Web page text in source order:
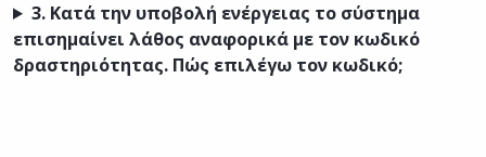
3. Κατά την υποβολή ενέργειας το σύστημα
επισημαίνει λάθος αναφορικά με τον κωδικό
δραστηριότητας. Πώς επιλέγω τον κωδικό;